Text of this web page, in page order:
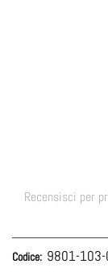
Recensisci per
Codice: 9801-